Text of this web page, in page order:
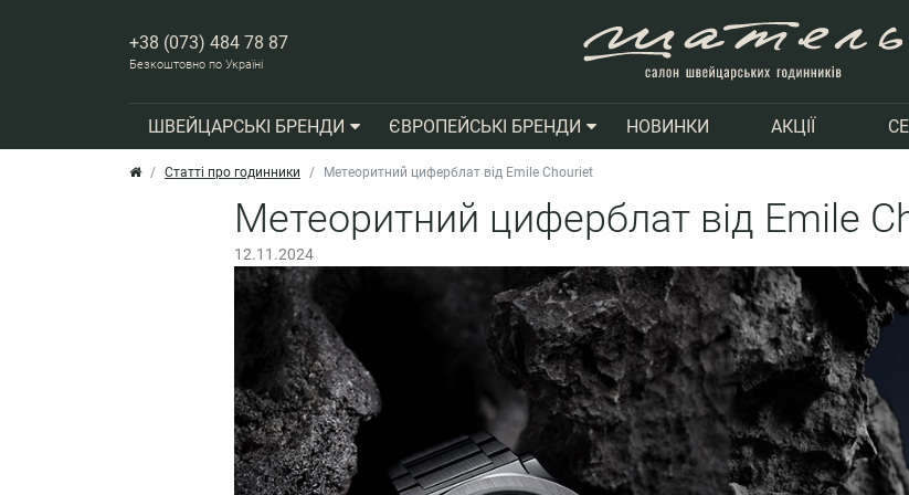
+38 (073) 484 78 87
Безкоштовно по Україні
ШВЕЙЦАРСЬКІ БРЕНДИ ЄВРОПЕЙСЬКІ БРЕНДИ НОВИНКИ АКЦІЇ
Статті про годинники Метеоритний циферблат від Emile Chouriet
Метеоритний циферблат від Emile
12.11.2024